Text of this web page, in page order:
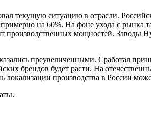
текущую ситуацию в отрасли.
на 60%. На фоне ухода с рынка
производственных мощностей. Заводы
преувеличенными. Сработал
брендов будет расти. На
локализации производства в России